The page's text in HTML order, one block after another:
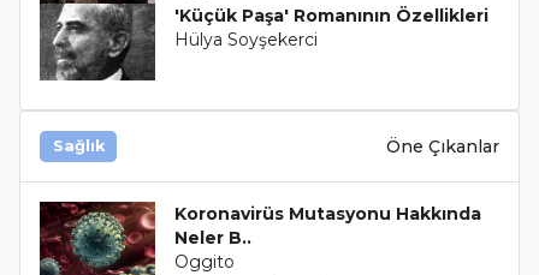
'Küçük Paşa' Romanının Özellikleri
Hülya Soyşekerci
Sağlık Öne Çıkanlar
Koronavirüs Mutasyonu Hakkında
Neler B..
Oggito